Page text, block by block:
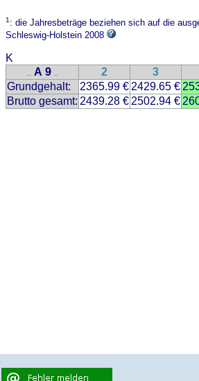
1: die Jahresbeträge beziehen sich auf die
Schleswig-Holstein 2008
K
.. A 9 .. 2 3
Grundgehalt:
2365.99 € 2429.65 €
Brutto gesamt: 2439.28 € 2502.94 €